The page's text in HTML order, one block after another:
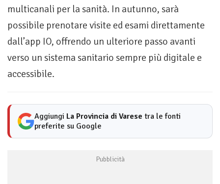
multicanali per la sanità. In autunno, sarà
possibile prenotare visite ed esami direttamente
dall’app IO, offrendo un ulteriore passo avanti
verso un sistema sanitario sempre più digitale e
accessibile.
Aggiungi La Provincia di Varese tra le fonti
preferite su Google